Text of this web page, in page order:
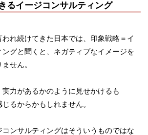
るイージコンサルティング
われ続けてきた日本では、印象戦略＝イ
ングと聞くと、ネガティブなイメージを
せん。
実力があるかのように見せかけるも
るからかもしれません。
ンサルティングはそういうものではな